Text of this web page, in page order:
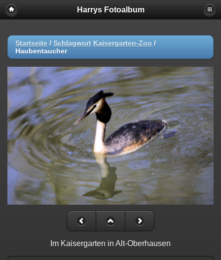
Harrys Fotoalbum
Startseite / Schlagwort Kaisergarten-Zoo /
Haubentaucher
Im Kaisergarten in Alt-Oberhausen